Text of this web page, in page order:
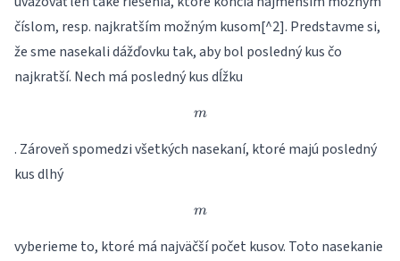
číslom, resp. najkratším možným kusom[^2]. Predstavme si,
že sme nasekali dážďovku tak, aby bol posledný kus čo
najkratší. Nech má posledný kus dĺžku
m
m
. Zároveň spomedzi všetkých nasekaní, ktoré majú posledný
kus dlhý
m
m
vyberieme to, ktoré má najväčší počet kusov. Toto nasekanie